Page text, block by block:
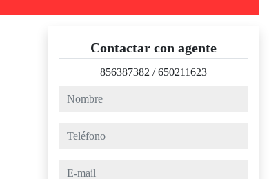
Contactar con agente
856387382 /650211623
nombre
teléfono
e-mail